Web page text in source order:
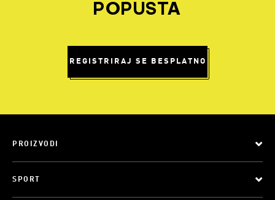
POPUSTA
REGISTRIRAJ SE BESPLATNO
PROIZVODI
SPORT